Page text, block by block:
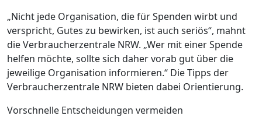
„Nicht jede Organisation, die für Spenden wirbt und
verspricht, Gutes zu bewirken, ist auch seriös“, mahnt
die Verbraucherzentrale NRW. „Wer mit einer Spende
helfen möchte, sollte sich daher vorab gut über die
jeweilige Organisation informieren.“ Die Tipps der
Verbraucherzentrale NRW bieten dabei Orientierung.
Vorschnelle Entscheidungen vermeiden